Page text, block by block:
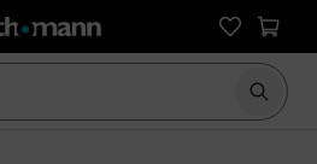
Suche